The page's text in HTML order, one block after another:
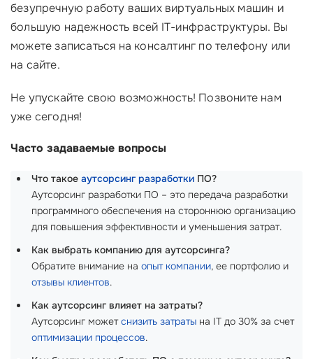
безупречную работу ваших виртуальных машин и
большую надежность всей IT-инфраструктуры. Вы
можете записаться на консалтинг по телефону или
на сайте.
Не упускайте свою возможность! Позвоните нам
уже сегодня!
Часто задаваемые вопросы
Что такое аутсорсинг разработки ПО?
Аутсорсинг разработки ПО – это передача разработки
программного обеспечения на стороннюю организацию
для повышения эффективности и уменьшения затрат.
Как выбрать компанию для аутсорсинга?
Обратите внимание на опыт компании, ее портфолио и
отзывы клиентов.
Как аутсорсинг влияет на затраты?
Аутсорсинг можетснизить затраты на IT до 30% за счет
оптимизации процессов.